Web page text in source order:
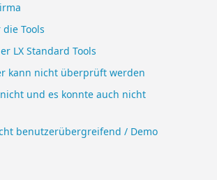
Tools
LX Standard Tools
kann nicht überprüft werden
und es konnte auch nicht
benutzerübergreifend / Demo